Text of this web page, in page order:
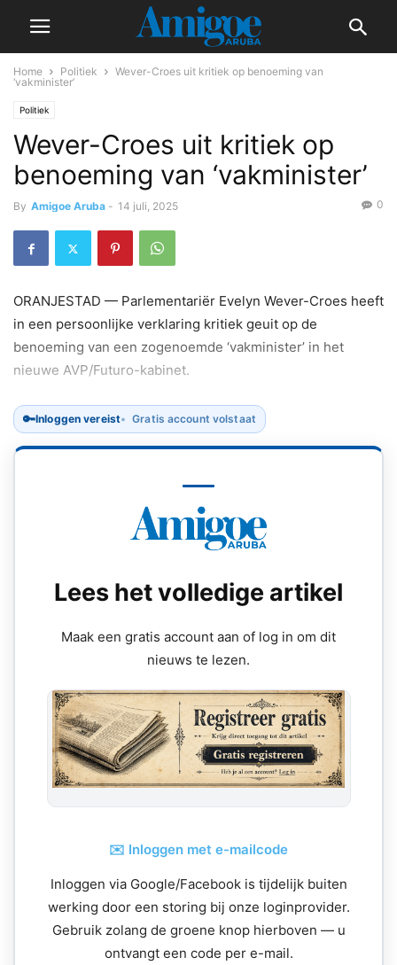
Home Politiek
Wever-Croes uit kritiek op benoeming van
‘vakminister’
Politiek
Wever-Croes uit kritiek op
benoeming van ‘vakminister’
By Amigoe Aruba - 14 juli, 2025 0
ORANJESTAD — Parlementariër Evelyn Wever-Croes heeft
in een persoonlijke verklaring kritiek geuit op de
benoeming van een zogenoemde ‘vakminister’ in het
nieuwe AVP/Futuro-kabinet.
🔑Inloggen vereist Gratis account volstaat
Lees het volledige artikel
Maak een gratis account aan of log in om dit
nieuws te lezen.
✉️ Inloggen met e-mailcode
Inloggen via Google/Facebook is tijdelijk buiten
werking door een storing bij onze loginprovider.
Gebruik zolang de groene knop hierboven — u
ontvangt een code per e-mail.